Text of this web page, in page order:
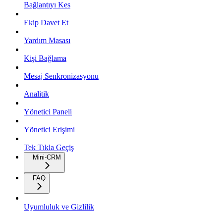
Bağlantıyı Kes
Ekip Davet Et
Yardım Masası
Kişi Bağlama
Mesaj Senkronizasyonu
Analitik
Yönetici Paneli
Yönetici Erişimi
Tek Tıkla Geçiş
Mini-CRM
FAQ
Uyumluluk ve Gizlilik